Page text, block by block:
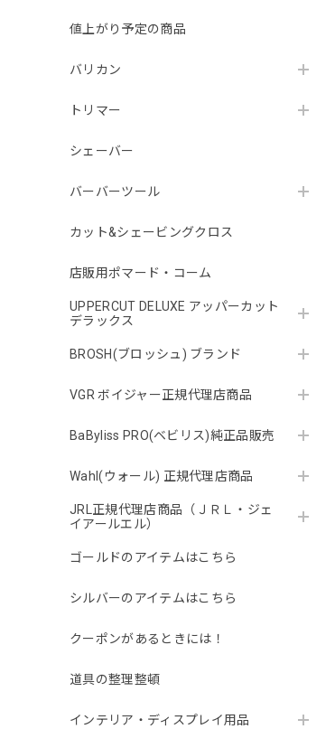
値上がり予定の商品
バリカン
トリマー
シェーバー
バーバーツール
カット&シェービングクロス
店販用ポマード・コーム
UPPERCUT DELUXE アッパーカット
デラックス
BROSH(ブロッシュ) ブランド
VGR ボイジャー正規代理店商品
BaByliss PRO(ベビリス)純正品販売
Wahl(ウォール) 正規代理店商品
JRL正規代理店商品（ＪＲＬ・ジェ
イアールエル）
ゴールドのアイテムはこちら
シルバーのアイテムはこちら
クーポンがあるときには！
道具の整理整頓
インテリア・ディスプレイ用品